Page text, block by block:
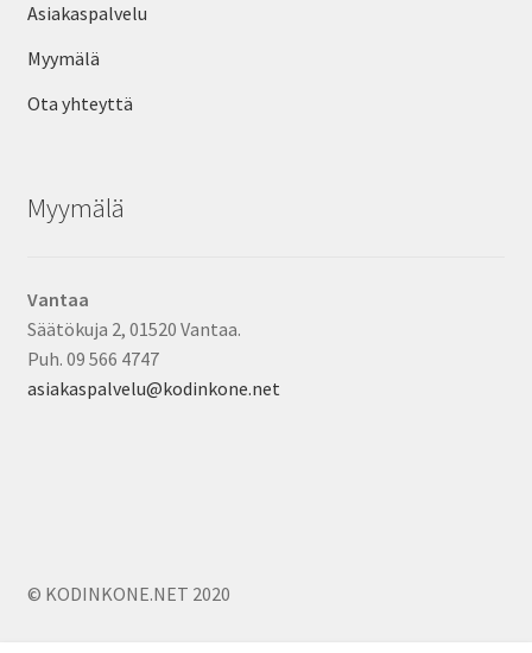
Asiakaspalvelu
Myymälä
Ota yhteyttä
Myymälä
Vantaa
Säätökuja 2, 01520 Vantaa.
Puh. 09 566 4747
asiakaspalvelu@kodinkone.net
© KODINKONE.NET 2020